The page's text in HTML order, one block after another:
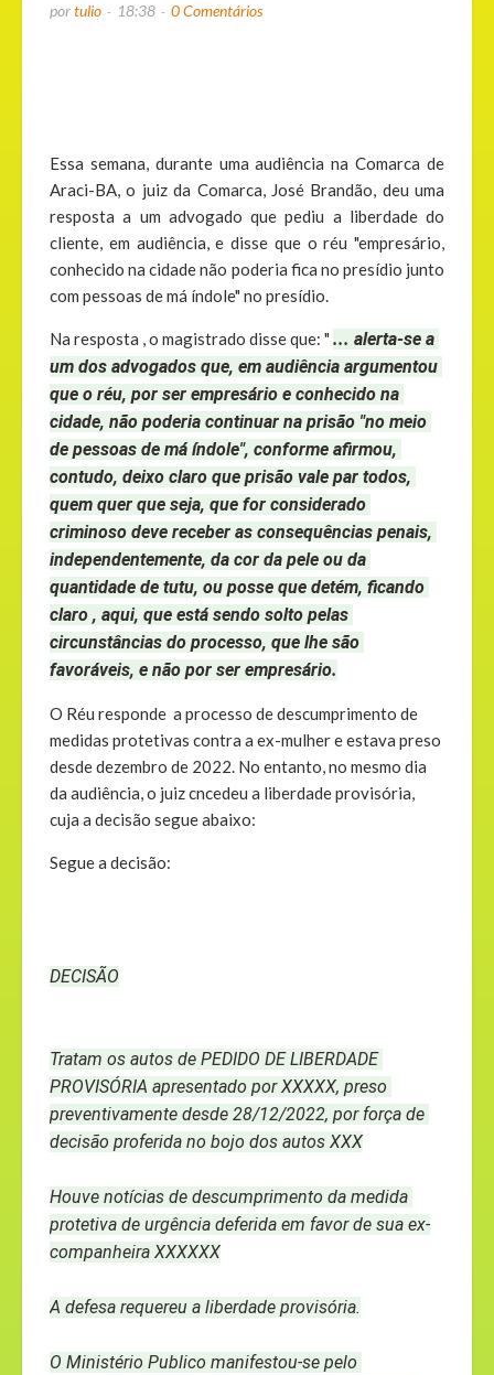
portulio 18:38 0 Comentários
Essa semana, durante uma audiência na Comarca de
Araci-BA, o juiz da Comarca, José Brandão, deu uma
resposta a um advogado que pediu a liberdade do
cliente, em audiência, e disse que o réu "empresário,
conhecido na cidade não poderia fica no presídio junto
com pessoas de má índole" no presídio.
Na resposta , o magistrado disse que: " ... alerta-se a
um dos advogados que, em audiência argumentou
que o réu, por ser empresário e conhecido na
cidade, não poderia continuar na prisão "no meio
de pessoas de má índole", conforme afirmou,
contudo, deixo claro que prisão vale par todos,
quem quer que seja, que for considerado
criminoso deve receber as consequências penais,
independentemente, da cor da pele ou da
quantidade de tutu, ou posse que detém, ficando
claro , aqui, que está sendo solto pelas
circunstâncias do processo, que lhe são
favoráveis, e não por ser empresário.
O Réu responde a processo de descumprimento de
medidas protetivas contra a ex-mulher e estava preso
desde dezembro de 2022. No entanto, no mesmo dia
da audiência, o juiz cncedeu a liberdade provisória,
cuja a decisão segue abaixo:
Segue a decisão:
DECISÃO
Tratam os autos de PEDIDO DE LIBERDADE
PROVISÓRIA apresentado por XXXXX, preso
preventivamente desde 28/12/2022, por força de
decisão proferida no bojo dos autos XXX
Houve notícias de descumprimento da medida
protetiva de urgência deferida em favor de sua ex-
companheira XXXXXX
A defesa requereu a liberdade provisória.
O Ministério Publico manifestou-se pelo